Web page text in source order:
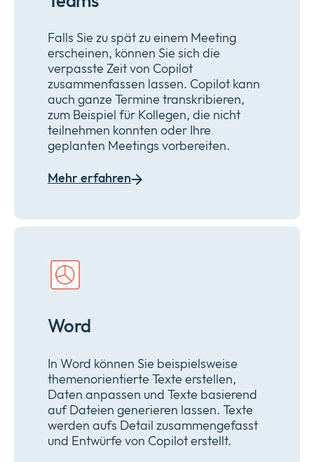
Falls Sie zu spät zu einem Meeting
erscheinen, können Sie sich die
verpasste Zeit von Copilot
zusammenfassen lassen. Copilot kann
auch ganze Termine transkribieren,
zum Beispiel für Kollegen, die nicht
teilnehmen konnten oder Ihre
geplanten Meetings vorbereiten.
Mehr erfahren
Word
In Word können Sie beispielsweise
themenorientierte Texte erstellen,
Daten anpassen und Texte basierend
auf Dateien generieren lassen. Texte
werden aufs Detail zusammengefasst
und Entwürfe von Copilot erstellt.